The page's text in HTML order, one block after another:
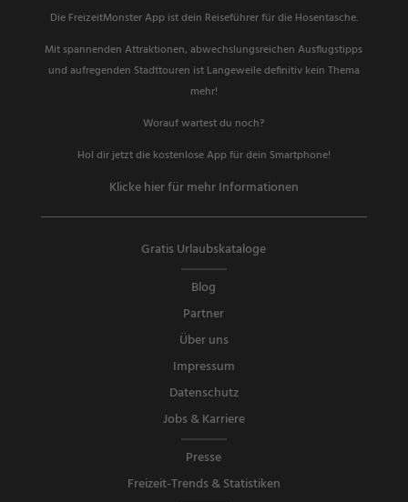
Die FreizeitMonster App ist dein Reiseführer für die Hosentasche.
Mit spannenden Attraktionen, abwechslungsreichen Ausflugstipps
und aufregenden Stadttouren ist Langeweile definitiv kein Thema
mehr!
Worauf wartest du noch?
Hol dir jetzt die kostenlose App für dein Smartphone!
Klicke hier für mehr Informationen
Gratis Urlaubskataloge
Blog
Partner
Über uns
Impressum
Datenschutz
Jobs & Karriere
Presse
Freizeit-Trends & Statistiken